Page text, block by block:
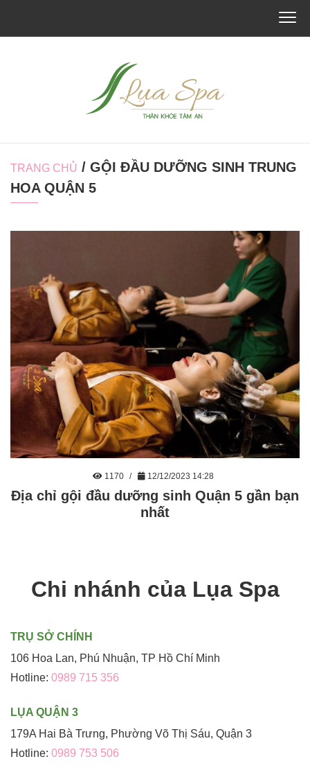
TRANG CHỦ / GỘI ĐẦU DƯỠNG SINH TRUNG
HOA QUẬN 5
1170 12/12/2023 14:28
Địa chỉ gội đầu dưỡng sinh Quận 5 gần bạn
nhất
Chi nhánh của Lụa Spa
TRỤ SỞ CHÍNH
106 Hoa Lan, Phú Nhuận, TP Hồ Chí Minh
Hotline: 0989 715 356
LỤA QUẬN 3
179A Hai Bà Trưng, Phường Võ Thị Sáu, Quận 3
Hotline: 0989 753 506